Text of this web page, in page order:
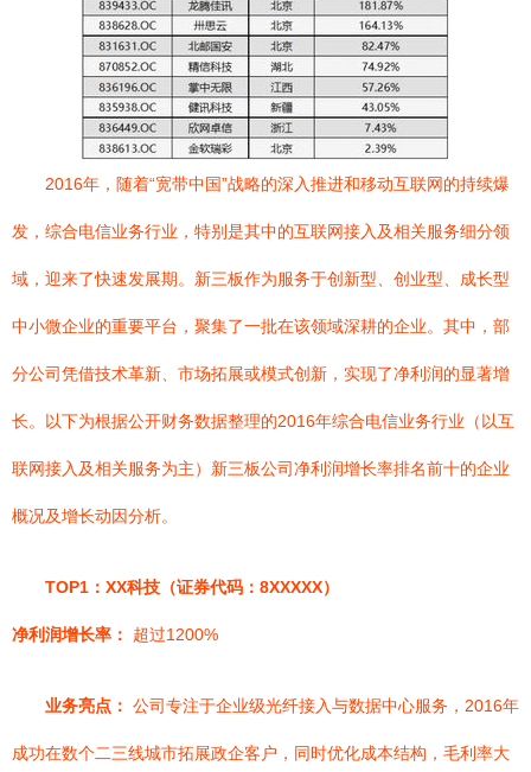
2016年，随着“宽带中国”战略的深入推进和移动互联网的持续爆
发，综合电信业务行业，特别是其中的互联网接入及相关服务细分领
域，迎来了快速发展期。新三板作为服务于创新型、创业型、成长型
中小微企业的重要平台，聚集了一批在该领域深耕的企业。其中，部
分公司凭借技术革新、市场拓展或模式创新，实现了净利润的显著增
长。以下为根据公开财务数据整理的2016年综合电信业务行业（以互
联网接入及相关服务为主）新三板公司净利润增长率排名前十的企业
概况及增长动因分析。
TOP1：XX科技（证券代码：8XXXXX）
净利润增长率： 超过1200%
业务亮点： 公司专注于企业级光纤接入与数据中心服务，2016年
成功在数个二三线城市拓展政企客户，同时优化成本结构，毛利率大